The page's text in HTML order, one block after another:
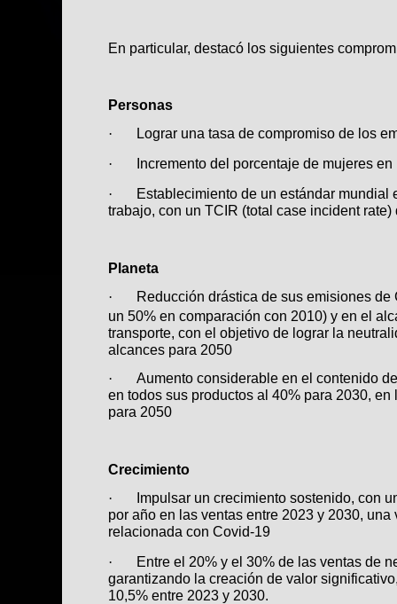
En particular, destacó los siguientes
Personas
·
Lograr una tasa de compromiso de los
·
Incremento del porcentaje de mujeres
·
Establecimiento de un estándar mundial
trabajo, con un TCIR (total case incident rate)
Planeta
·
Reducción drástica de sus emisiones de
un 50% en comparación con 2010) y en el
transporte, con el objetivo de lograr la
alcances para 2050
·
Aumento considerable en el contenido
en todos sus productos al 40% para 2030,
para 2050
Crecimiento
·
Impulsar un crecimiento sostenido, con
por año en las ventas entre 2023 y 2030,
relacionada con Covid-19
·
Entre el 20% y el 30% de las ventas de
garantizando la creación de valor
10,5% entre 2023 y 2030.